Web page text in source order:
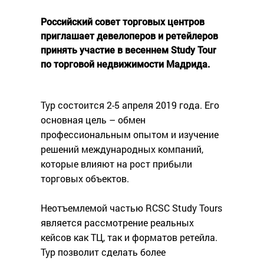
Российский совет торговых центров
приглашает девелоперов и ретейлеров
принять участие в весеннем Study Tour
по торговой недвижимости Мадрида.
Тур состоится 2-5 апреля 2019 года. Его
основная цель – обмен
профессиональным опытом и изучение
решений международных компаний,
которые влияют на рост прибыли
торговых объектов.
Неотъемлемой частью RCSC Study Tours
является рассмотрение реальных
кейсов как ТЦ, так и форматов ретейла.
Тур позволит сделать более